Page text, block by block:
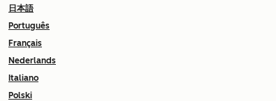
日本語
Português
Français
Nederlands
Italiano
Polski